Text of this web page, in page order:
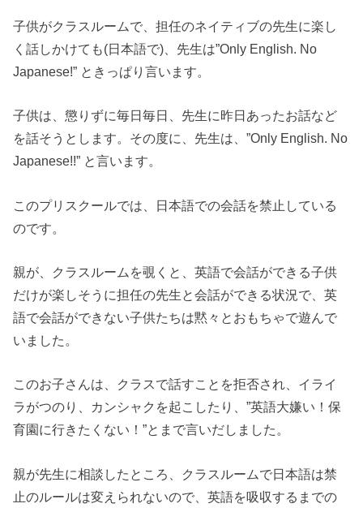
子供がクラスルームで、担任のネイティブの先生に楽し
く話しかけても(日本語で)、先生は”Only English. No
Japanese!” ときっぱり言います。
子供は、懲りずに毎日毎日、先生に昨日あったお話など
を話そうとします。その度に、先生は、”Only English. No
Japanese!!” と言います。
このプリスクールでは、日本語での会話を禁止している
のです。
親が、クラスルームを覗くと、英語で会話ができる子供
だけが楽しそうに担任の先生と会話ができる状況で、英
語で会話ができない子供たちは黙々とおもちゃで遊んで
いました。
このお子さんは、クラスで話すことを拒否され、イライ
ラがつのり、カンシャクを起こしたり、”英語大嫌い！保
育園に行きたくない！”とまで言いだしました。
親が先生に相談したところ、クラスルームで日本語は禁
止のルールは変えられないので、英語を吸収するまでの